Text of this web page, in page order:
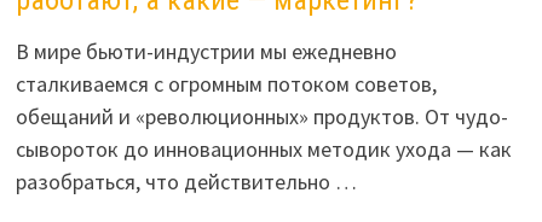
В мире бьюти-индустрии мы ежедневно
сталкиваемся с огромным потоком советов,
обещаний и «революционных» продуктов. От чудо-
сывороток до инновационных методик ухода — как
разобраться, что действительно …